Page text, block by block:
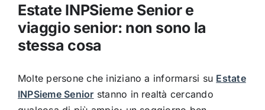
Estate INPSieme Senior e
viaggio senior: non sono la
stessa cosa
Molte persone che iniziano a informarsi su Estate
INPSieme Senior stanno in realtà cercando